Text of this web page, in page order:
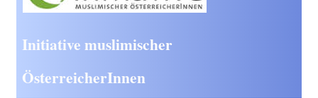
Initiative muslimischer
ÖsterreicherInnen